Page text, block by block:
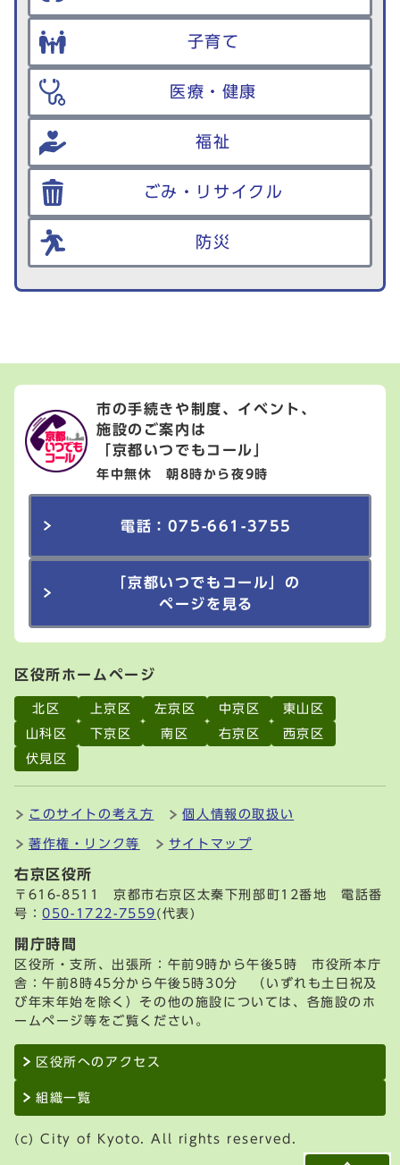
子育て
医療・健康
福祉
ごみ・リサイクル
防災
市の手続きや制度、イベント、
施設のご案内は
「京都いつでもコール」
年中無休 朝8時から夜9時
電話：075-661-3755
「京都いつでもコール」の
ページを見る
区役所ホームページ
北区 上京区 左京区 中京区
東山区
山科区
下京区 南区 右京区
西京区
伏見区
このサイトの考え方 個人情報の取扱い
著作権・リンク等 サイトマップ
右京区役所
〒616-8511 京都市右京区太秦下刑部町12番地 電話番
号：050-1722-7559 (代表)
開庁時間
区役所・支所、出張所：午前9時から午後5時 市役所本庁
舎：午前8時45分から午後5時30分 （いずれも土日祝及
び年末年始を除く）その他の施設については、各施設のホ
ームページ等をご覧ください。
区役所へのアクセス
組織一覧
(c) City of Kyoto. All rights reserved.